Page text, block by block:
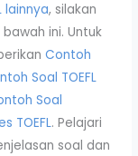
lainnya, silakan
ini. Untuk
Contoh
Soal TOEFL
Soal
TOEFL. Pelajari
soal dan